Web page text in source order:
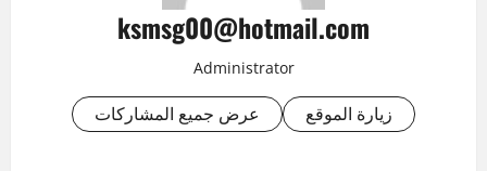
ksmsg00@hotmail.com
Administrator
زيارة الموقع عرض جميع المشاركات